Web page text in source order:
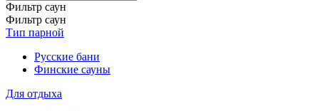
Фильтр саун
Фильтр саун
Тип парной
Русские бани
Финские сауны
Для отдыха